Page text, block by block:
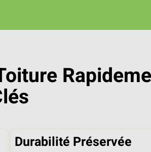
Durabilité Préservée